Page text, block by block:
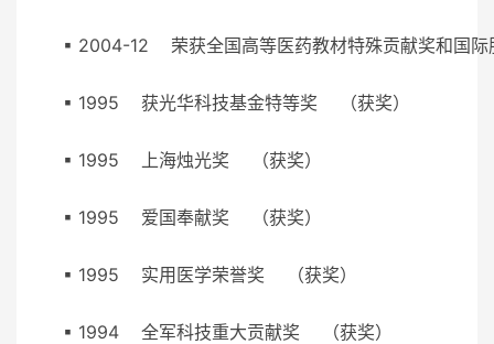
▪ 2004-12 荣获全国高等医药教材特殊贡献奖和
▪ 1995 获光华科技基金特等奖 （获奖）
▪ 1995 上海烛光奖 （获奖）
▪ 1995 爱国奉献奖 （获奖）
▪ 1995 实用医学荣誉奖 （获奖）
▪ 1994 全军科技重大贡献奖 （获奖）